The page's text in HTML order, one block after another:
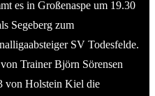
es in Großenaspe um 19.30
Segeberg zum
SV Todesfelde.
Trainer Björn Sörensen
von Holstein Kiel die